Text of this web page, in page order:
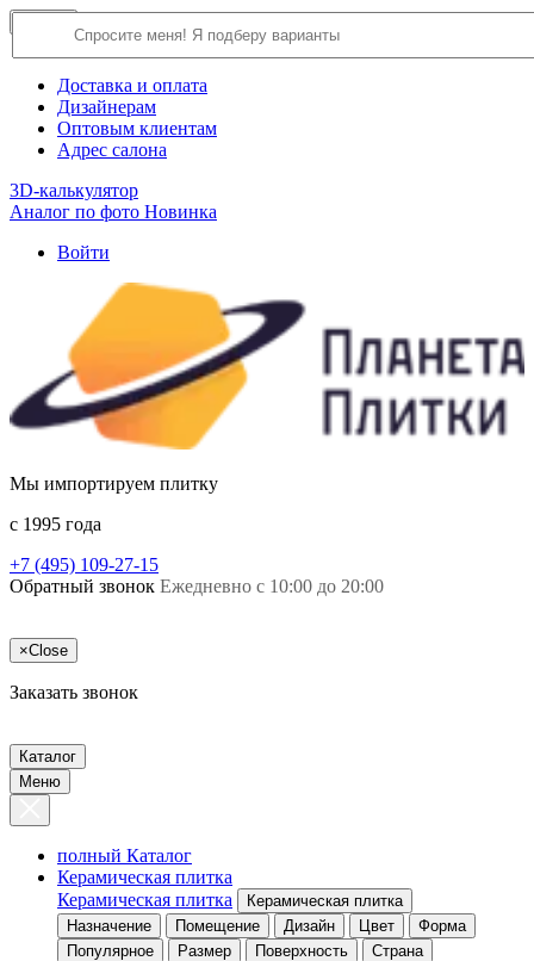
О компании
Доставка и оплата
Дизайнерам
Оптовым клиентам
Адрес салона
3D-калькулятор
Аналог по фото Новинка
Войти
Мы импортируем плитку
c 1995 года
+7 (495) 109-27-15
Обратный звонок Ежедневно с 10:00 до 20:00
×Close
Заказать звонок
Каталог
Меню
полный Каталог
Керамическая плитка
Керамическая плитка
Керамическая плитка
Назначение
Помещение Дизайн Цвет
Форма
Популярное
Размер Поверхность Страна